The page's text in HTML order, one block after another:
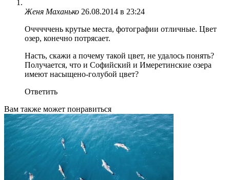
Женя Маханько 26.08.2014 в 23:24
Очччччень крутые места, фотографии отличные. Цвет
озер, конечно потрясает.
Насть, скажи а почему такой цвет, не удалось понять?
Получается, что и Софийский и Имеретинские озера
имеют насыщено-голубой цвет?
Ответить
Вам также может понравиться